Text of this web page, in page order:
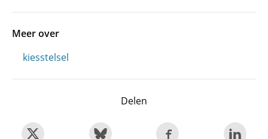
Meer over
kiesstelsel
Delen